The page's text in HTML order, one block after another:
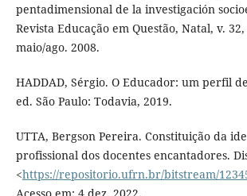
pentadimensional de la investigación
Revista Educação em Questão, Natal, v.
maio/ago. 2008.
HADDAD, Sérgio. O Educador: um perfil
ed. São Paulo: Todavia, 2019.
UTTA, Bergson Pereira. Constituição da
profissional dos docentes encantadores.
<https://repositorio.ufrn.br/bitstream/
Acesso em: 4 dez. 2022.